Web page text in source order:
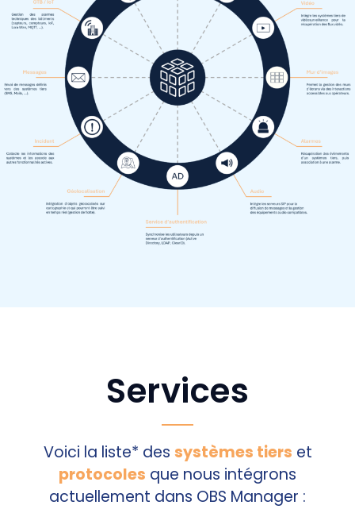
Services
Voici la liste* des systèmes tiers et
protocoles que nous intégrons
actuellement dans OBS Manager :